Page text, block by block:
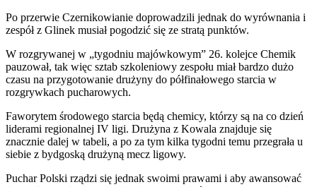
Po przerwie Czernikowianie doprowadzili jednak do wyrównania i
zespół z Glinek musiał pogodzić się ze stratą punktów.
W rozgrywanej w „tygodniu majówkowym” 26. kolejce Chemik
pauzował, tak więc sztab szkoleniowy zespołu miał bardzo dużo
czasu na przygotowanie drużyny do półfinałowego starcia w
rozgrywkach pucharowych.
Faworytem środowego starcia będą chemicy, którzy są na co dzień
liderami regionalnej IV ligi. Drużyna z Kowala znajduje się
znacznie dalej w tabeli, a po za tym kilka tygodni temu przegrała u
siebie z bydgoską drużyną mecz ligowy.
Puchar Polski rządzi się jednak swoimi prawami i aby awansować